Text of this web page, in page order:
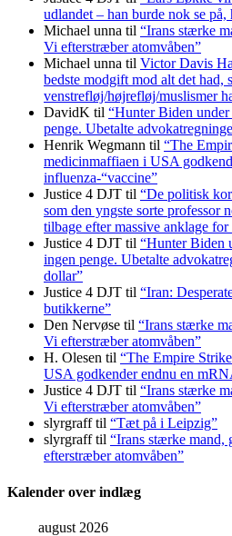
udlandet – han burde nok se
Michael unna til “Irans stærke
Vi efterstræber atomvåben”
Michael unna til Victor Davis
bedste modgift mod alt det had,
venstrefløj/højrefløj/muslismer
DavidK til “Hunter Biden
penge. Ubetalte
Henrik Wegmann til “The
medicinmaffiaen i USA
influenza-“vaccine”
Justice 4 DJT til “De politisk
som den yngste sorte professor
tilbage efter massive anklage for
Justice 4 DJT til “Hunter Biden
ingen penge. Ubetalte
dollar”
Justice 4 DJT til “Iran:
butikkerne”
Den Nervøse til “Irans stærke
Vi efterstræber atomvåben”
H. Olesen til “The Empire
USA godkender endnu en
Justice 4 DJT til “Irans stærke
Vi efterstræber atomvåben”
slyrgrafftil “Tæt på i Leipzig”
slyrgrafftil “Irans stærke mand,
efterstræber atomvåben”
Kalender over indlæg
august 2026